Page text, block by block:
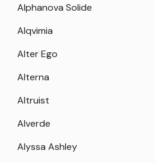
Alphanova Solide
Alqvimia
Alter Ego
Alterna
Altruist
Alverde
Alyssa Ashley